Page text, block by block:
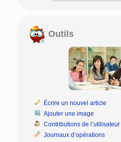
Outils
Écrire un nouvel article
Ajouter une image
Contributions de l’utilisateur
Journaux d’opérations